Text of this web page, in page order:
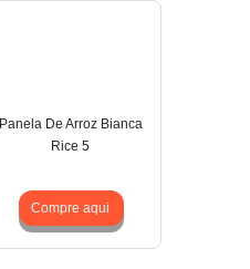
Panela De Arroz Bianca
Rice 5
Compre aqui